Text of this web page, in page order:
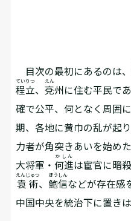
目次の最初にあるのは
程立
ていりつ
、兗
えん
州に住む平民で
確で公平、何となく周囲
期、各地に黄巾の乱が起
力者が角突きあいを始め
大将軍・何進
かしん
は宦官に暗
袁術
えんじゅつ
、 鮑信
ほうしん
などが存在感
中国中央を統治下に置き